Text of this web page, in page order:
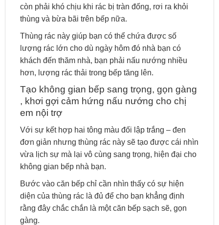
còn phải khó chịu khi rác bị tràn đống, rơi ra khỏi
thùng và bừa bãi trên bếp nữa.
Thùng rác này giúp bạn có thể chứa được số
lượng rác lớn cho dù ngày hôm đó nhà bạn có
khách đến thăm nhà, bạn phải nấu nướng nhiều
hơn, lượng rác thải trong bếp tăng lên.
Tạo không gian bếp sang trọng, gọn gàng
, khơi gợi cảm hứng nấu nướng cho chị
em nội trợ
Với sự kết hợp hai tông màu đối lập trắng – đen
đơn giản nhưng thùng rác này sẽ tạo được cái nhìn
vừa lịch sự mà lại vô cùng sang trọng, hiện đại cho
không gian bếp nhà bạn.
Bước vào căn bếp chỉ cần nhìn thấy có sự hiện
diện của thùng rác là đủ để cho bạn khẳng định
rằng đây chắc chắn là một căn bếp sạch sẽ, gọn
gàng.